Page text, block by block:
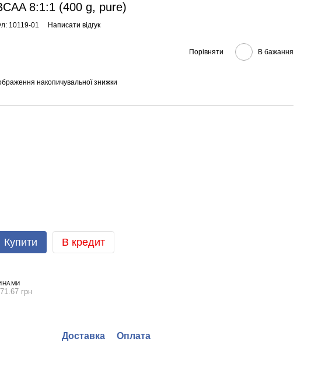
8:1:1 (400 g, pure)
10119-01 Написати відгук
Порівняти В бажання
накопичувальної знижки
Купити В кредит
грн
Доставка Оплата